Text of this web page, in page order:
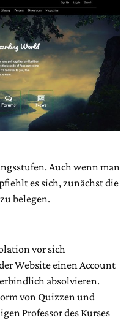
Auch wenn man
es sich, zunächst die
belegen.
vor sich
Website einen Account
absolvieren.
von Quizzen und
Professor des Kurses